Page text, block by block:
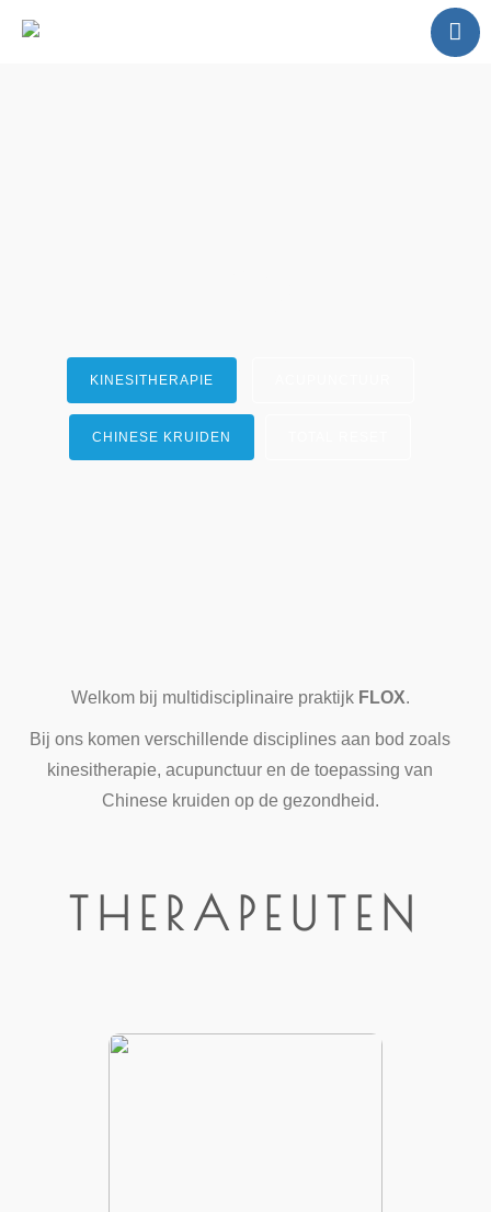
KINESITHERAPIE
CHINESE KRUIDEN
Welkom bij multidisciplinaire praktijk FLOX.
Bij ons komen verschillende disciplines aan bod zoals
kinesitherapie, acupunctuur en de toepassing van
Chinese kruiden op de gezondheid.
THERAPEUTEN